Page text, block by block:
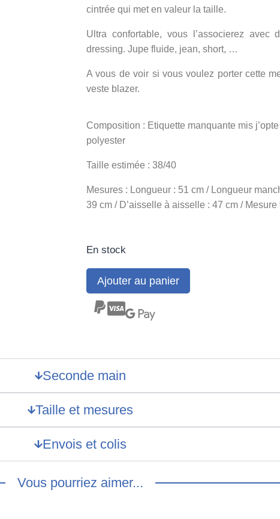
cintrée qui met en valeur la taille.
Ultra confortable, vous l’associerez avec
dressing. Jupe fluide, jean, short, …
A vous de voir si vous voulez porter cette
veste blazer.
Composition : Etiquette manquante mis
polyester
Taille estimée : 38/40
Mesures : Longueur : 51 cm / Longueur
39 cm / D’aisselle à aisselle : 47 cm /
En stock
Ajouter au panier
Seconde main
Taille et mesures
Envois et colis
Vous pourriez aimer...